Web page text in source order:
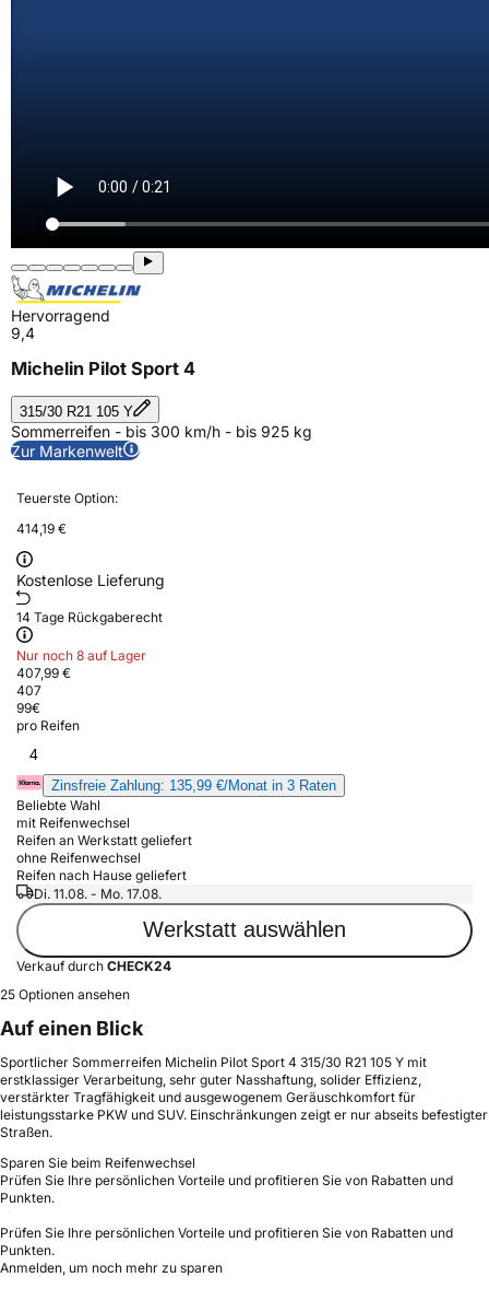
Hervorragend
9,4
Michelin Pilot Sport 4
315/30 R21 105 Y
Sommerreifen - bis 300 km/h - bis 925 kg
Zur Markenwelt
Teuerste Option:
414,19 €
Kostenlose Lieferung
14 Tage Rückgaberecht
Nur noch 8 auf Lager
407,99 €
407
99€
pro Reifen
4
Zinsfreie Zahlung: 135,99 €/Monat in 3 Raten
Beliebte Wahl
mit Reifenwechsel
Reifen an Werkstatt geliefert
ohne Reifenwechsel
Reifen nach Hause geliefert
Di. 11.08. - Mo. 17.08.
Werkstatt auswählen
Verkauf durch CHECK24
25 Optionen ansehen
Auf einen Blick
Sportlicher Sommerreifen Michelin Pilot Sport 4 315/30 R21 105 Y mit
erstklassiger Verarbeitung, sehr guter Nasshaftung, solider Effizienz,
verstärkter Tragfähigkeit und ausgewogenem Geräuschkomfort für
leistungsstarke PKW und SUV. Einschränkungen zeigt er nur abseits befestigter
Straßen.
Sparen Sie beim Reifenwechsel
Prüfen Sie Ihre persönlichen Vorteile und profitieren Sie von Rabatten und
Punkten.
Prüfen Sie Ihre persönlichen Vorteile und profitieren Sie von Rabatten und
Punkten.
Anmelden, um noch mehr zu sparen